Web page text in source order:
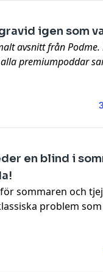
igen som
avsnitt från Podme.
premiumpoddar
helt utan reklam,
och dansat i ett
på ett år.
en blind i
sommaren och
problem
med kort tunga?
Skaffa barn med
Får man ragga på
Ja ni hör,